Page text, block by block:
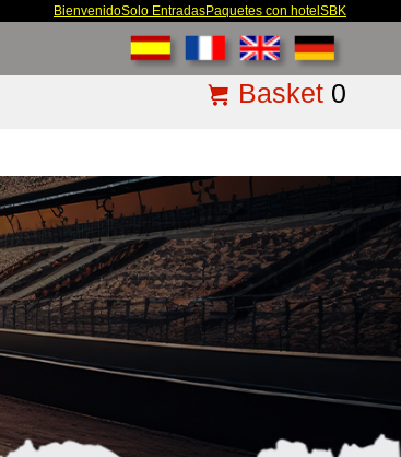
BienvenidoSolo EntradasPaquetes con hotel SBK
Basket 0